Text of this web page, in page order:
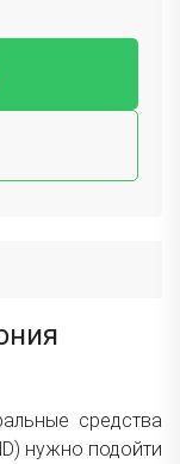
средства
нужно подойти